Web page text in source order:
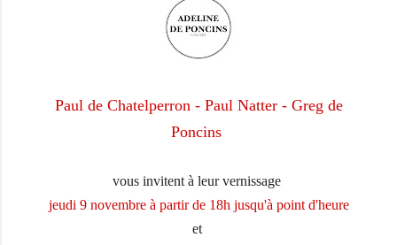
Paul de Chatelperron - Paul Natter - Greg de
Poncins
vous invitent à leur vernissage
jeudi 9 novembre à partir de 18h jusqu'à point d'heure
et